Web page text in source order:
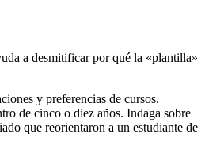
a desmitificar por qué la «plantilla»
y preferencias de cursos.
de cinco o diez años. Indaga sobre
que reorientaron a un estudiante de